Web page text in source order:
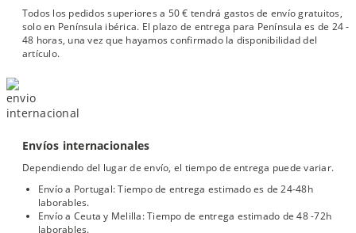
Todos los pedidos superiores a 50 € tendrá gastos de envío gratuitos,
solo en Península ibérica. El plazo de entrega para Península es de 24 -
48 horas, una vez que hayamos confirmado la disponibilidad del
artículo.
Envíos internacionales
Dependiendo del lugar de envío, el tiempo de entrega puede variar.
Envío a Portugal: Tiempo de entrega estimado es de 24-48h
laborables.
Envío a Ceuta y Melilla: Tiempo de entrega estimado de 48 -72h
laborables.